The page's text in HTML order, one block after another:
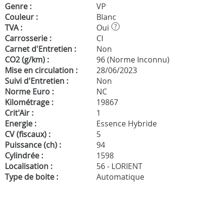
Genre :
VP
Couleur :
Blanc
TVA :
Oui ?
Carrosserie :
CI
Carnet d'Entretien :
Non
CO2 (g/km) :
96 (Norme Inconnu)
Mise en circulation :
28/06/2023
Suivi d'Entretien :
Non
Norme Euro :
NC
Kilométrage :
19867
Crit'Air :
1
Energie :
Essence Hybride
CV (fiscaux) :
5
Puissance (ch) :
94
Cylindrée :
1598
Localisation :
56 - LORIENT
Type de boite :
Automatique